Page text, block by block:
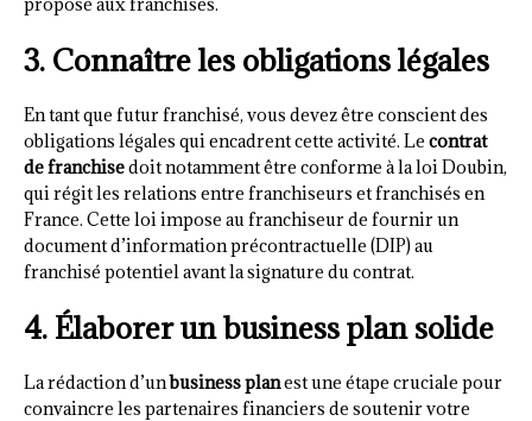
3. Connaître les obligations légales
En tant que futur franchisé, vous devez être conscient des
obligations légales qui encadrent cette activité. Le contrat
de franchisedoit notamment être conforme à la loi Doubin,
qui régit les relations entre franchiseurs et franchisés en
France. Cette loi impose au franchiseur de fournir un
document d’information précontractuelle (DIP) au
franchisé potentiel avant la signature du contrat.
4. Élaborer un business plan solide
La rédaction d’unbusiness planest une étape cruciale pour
convaincre les partenaires financiers de soutenir votre